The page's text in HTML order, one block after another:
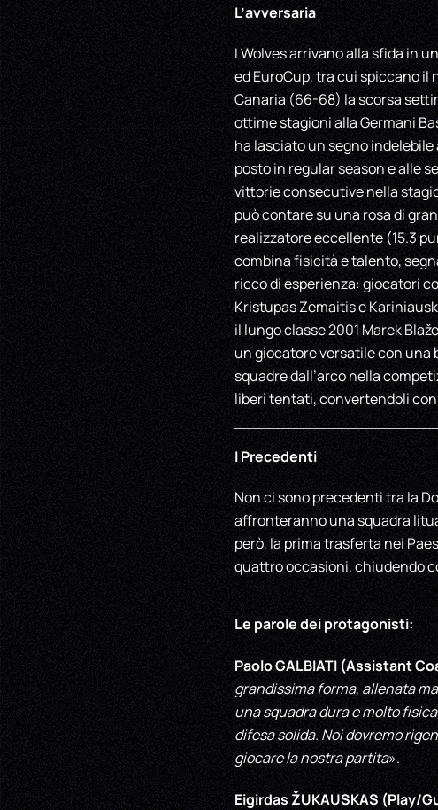
L’avversaria
I Wolves arrivano alla sfida in
ed EuroCup, tra cui spiccano il
Canaria (66-68) la scorsa
ottime stagioni alla Germani
ha lasciato un segno
posto in regular season e alle
vittorie consecutive nella
può contare su una rosa di
realizzatore eccellente (15.3
combina fisicità e talento,
ricco di esperienza: giocatori
Kristupas Zemaitis e
il lungo classe 2001 Marek
un giocatore versatile con una
squadre dall’arco nella
liberi tentati, convertendoli
I Precedenti
Non ci sono precedenti tra la
affronteranno una squadra
però, la prima trasferta nei
quattro occasioni, chiudendo
Le parole dei protagonisti:
Paolo GALBIATI (Assistant
grandissima forma, allenata
una squadra dura e molto
difesa solida. Noi dovremo
giocare la nostra partita».
Eigirdas ŽUKAUSKAS (Play/